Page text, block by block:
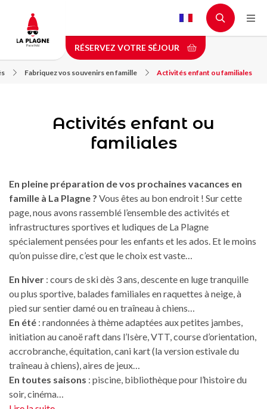
contenu
principal
RÉSERVEZ VOTRE SÉJOUR
Fabriquez vos souvenirs en famille Activités enfant ou familiales
Activités enfant ou
familiales
En pleine préparation de vos prochaines vacances en
famille à La Plagne ? Vous êtes au bon endroit ! Sur cette
page, nous avons rassemblé l’ensemble des activités et
infrastructures sportives et ludiques de La Plagne
spécialement pensées pour les enfants et les ados. Et le moins
qu’on puisse dire, c’est que le choix est vaste…
En hiver : cours de ski dès 3 ans, descente en luge tranquille
ou plus sportive, balades familiales en raquettes à neige, à
pied sur sentier damé ou en traîneau à chiens…
En été : randonnées à thème adaptées aux petites jambes,
initiation au canoë raft dans l’Isère, VTT, course d’orientation,
accrobranche, équitation, cani kart (la version estivale du
traîneau à chiens), aires de jeux…
En toutes saisons : piscine, bibliothèque pour l’histoire du
soir, cinéma…